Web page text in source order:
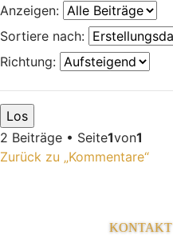
Anzeigen:
Sortiere nach:
Richtung:
2 Beiträge • Seite1von1
Zurück zu „Kommentare“
KONTAKT